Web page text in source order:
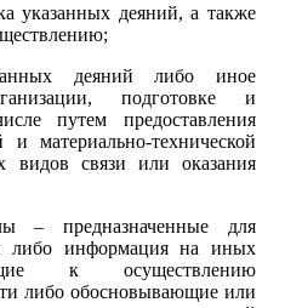
указанных деяний, а также
деяний либо иное
подготовке и
путем предоставления
и материально-технической
связи или оказания
– предназначенные для
либо информация на иных
к осуществлению
либо обосновывающие или